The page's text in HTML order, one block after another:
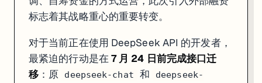
标志着其战略重心的重要转变。
对于当前正在使用 DeepSeek API 的开发者，
最紧迫的行动是在 7 月 24 日前完成接口迁
移 ：原 deepseek-chat 和
deepseek-